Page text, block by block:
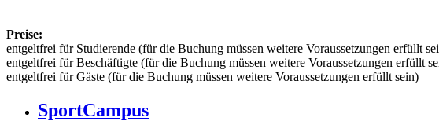
Preise:
entgeltfrei für Studierende (für die Buchung müssen weitere Voraussetzungen erfüllt
entgeltfrei für Beschäftigte (für die Buchung müssen weitere Voraussetzungen erfüllt
entgeltfrei für Gäste (für die Buchung müssen weitere Voraussetzungen erfüllt sein)
SportCampus